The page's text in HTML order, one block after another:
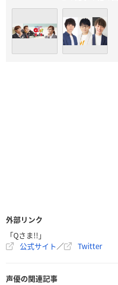
外部リンク
「Qさま!!」
公式サイト／ Twitter
声優の関連記事